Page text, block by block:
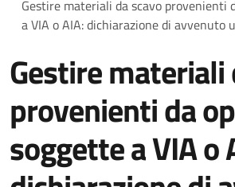
Gestire materiali da scavo provenienti
a VIA o AIA: dichiarazione di avvenuto
Gestire materiali
provenienti da
soggette a VIA o